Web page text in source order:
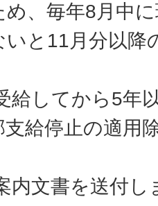
、毎年8月中
いと11月分以降
給してから5年
給停止の適用
内文書を送付し